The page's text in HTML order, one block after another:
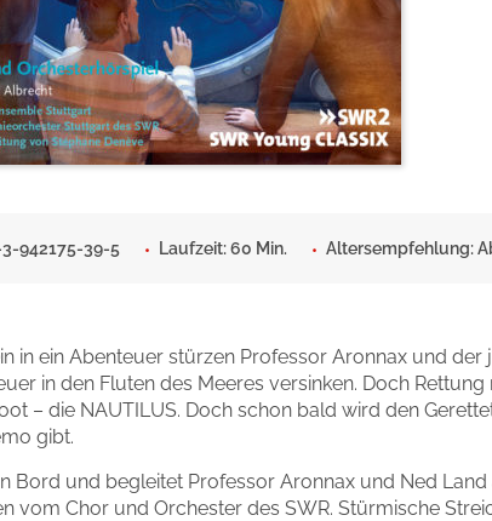
Zum Titel
Indigo Wild - Folge 1
Zum Titel
3-942175-39-5 Laufzeit: 60 Min. Altersempfehlung:
in ein Abenteuer stürzen Professor Aronnax und
in den Fluten des Meeres versinken. Doch
– die NAUTILUS. Doch schon bald wird den
gibt.
Bord und begleitet Professor Aronnax und Ned
vom Chor und Orchester des SWR. Stürmische